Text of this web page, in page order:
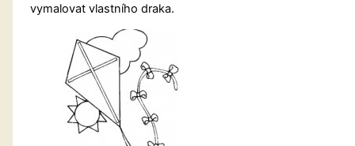
vymalovat vlastního draka.